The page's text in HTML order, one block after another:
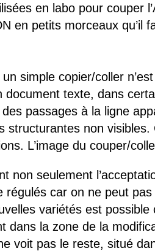
en labo pour couper
en petits morceaux qu’il
simple copier/coller
document texte, dans
passages à la ligne
structurantes non
L’image du couper/
non seulement
régulés car on ne peut
variétés est
dans la zone de la
voit pas le reste, situé